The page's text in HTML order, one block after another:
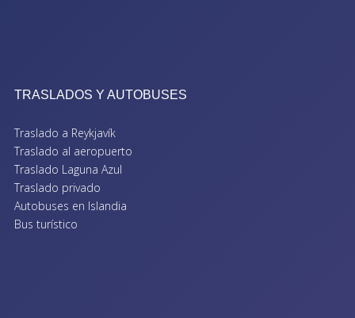
TRASLADOS Y AUTOBUSES
Traslado a Reykjavík
Traslado al aeropuerto
Traslado Laguna Azul
Traslado privado
Autobuses en Islandia
Bus turístico